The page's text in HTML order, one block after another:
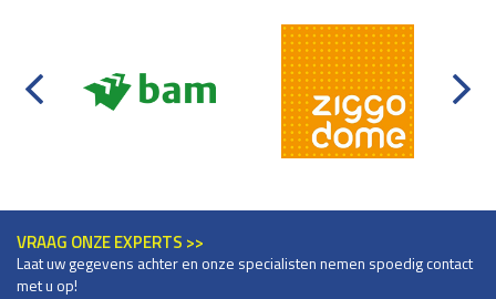
VRAAG ONZE EXPERTS >>
Laat uw gegevens achter en onze specialisten nemen spoedig contact
met u op!